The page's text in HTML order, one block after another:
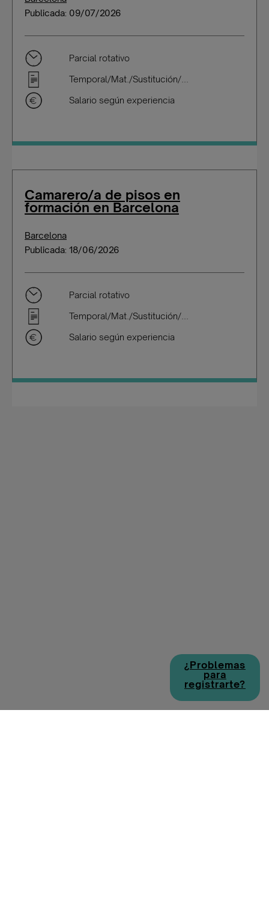
Publicada: 09/07/2026
Parcial rotativo
Temporal/Mat./Sustitución/...
Salario según experiencia
Camarero/a de pisos en
formación en Barcelona
Barcelona
Publicada: 18/06/2026
Parcial rotativo
Temporal/Mat./Sustitución/...
Salario según experiencia
¿Problemas
para
registrarte?